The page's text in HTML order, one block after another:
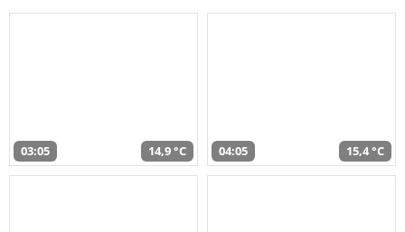
03:05 14,9 °C 04:05 15,4 °C